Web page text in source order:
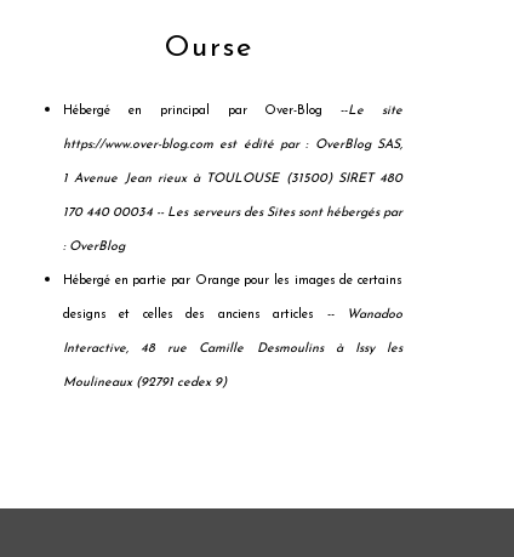
Ourse
Hébergé en principal par Over-Blog --Le site
https://www.over-blog.com est édité par : OverBlog SAS,
1 Avenue Jean rieux à TOULOUSE (31500) SIRET 480
170 440 00034 -- Les serveurs des Sites sont hébergés par
: OverBlog
Hébergé en partie par Orange pour les images de certains
designs et celles des anciens articles -- Wanadoo
Interactive, 48 rue Camille Desmoulins à Issy les
Moulineaux (92791 cedex 9)